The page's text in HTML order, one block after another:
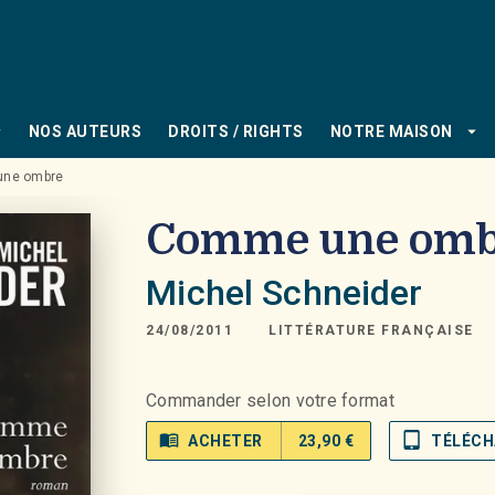
NOS AUTEURS DROITS / RIGHTS NOTRE MAISON arrow_drop_down
ombre
Comme une
Michel Schneider
24/08/2011 LITTÉRATURE FRANÇAISE
Commander selon votre format
menu_book ACHETER 23,90 € tablet_mac